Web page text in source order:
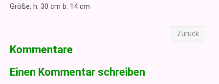
Größe: h. 30 cm b. 14 cm
Zurück
Kommentare
Einen Kommentar schreiben